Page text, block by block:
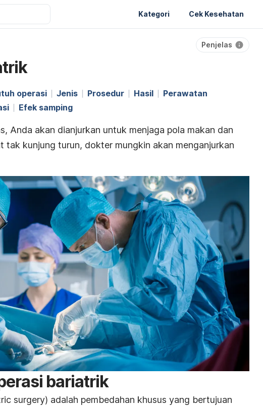
Kategori Cek Kesehatan
Penjelas
operasi Jenis Prosedur Hasil
Perawatan
Efek samping
Anda akan dianjurkan untuk menjaga pola makan dan
tak kunjung turun, dokter mungkin akan menganjurkan
bariatrik
surgery) adalah pembedahan khusus yang bertujuan